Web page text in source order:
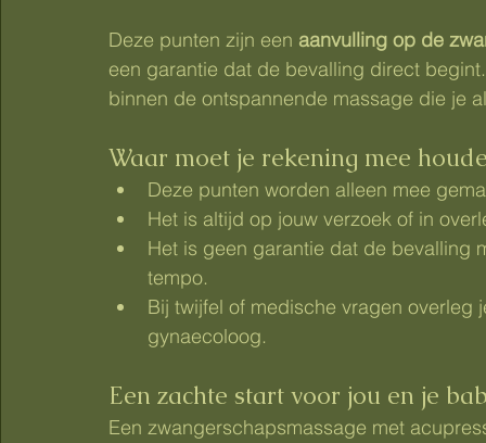
Deze punten zijn een aanvulling op de
een garantie dat de bevalling direct
binnen de ontspannende massage die je
Waar moet je rekening mee
Deze punten worden alleen mee
Het is altijd op jouw verzoek of in
Het is geen garantie dat de bevalling
tempo.
Bij twijfel of medische vragen
gynaecoloog.
Een zachte start voor jou en je
Een zwangerschapsmassage met